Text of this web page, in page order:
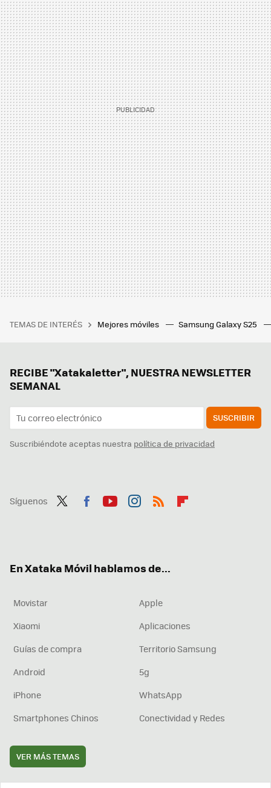
TEMAS DE INTERÉS Mejores móviles Samsung Galaxy S25
RECIBE "Xatakaletter", NUESTRA NEWSLETTER
SEMANAL
SUSCRIBIR
Suscribiéndote aceptas nuestra política de privacidad
Síguenos
En Xataka Móvil hablamos de...
Movistar
Apple
Xiaomi
Aplicaciones
Guías de compra
Territorio Samsung
Android
5g
iPhone
WhatsApp
Smartphones Chinos
Conectividad y Redes
VER MÁS TEMAS